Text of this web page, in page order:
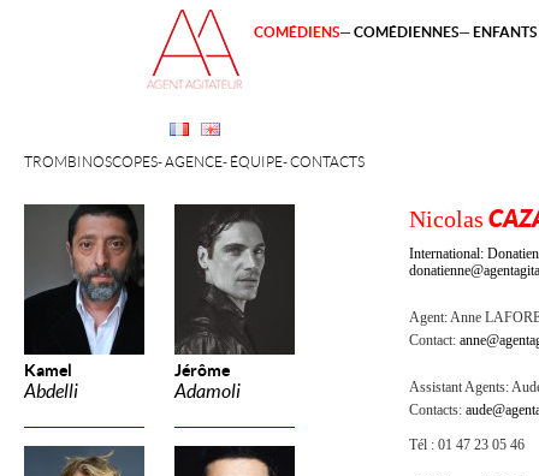
Kamel
Abdelli
Jérôme
Adamoli
TROMBINOSCOPES AGENCE ÉQUIPE CONTACTS
COMÉDIENS COMÉDIENNES
Nicolas
International:
Agent:Anne
Contact:
Assistant Agents:
Contacts:
Tél : 01 47 23 05 46